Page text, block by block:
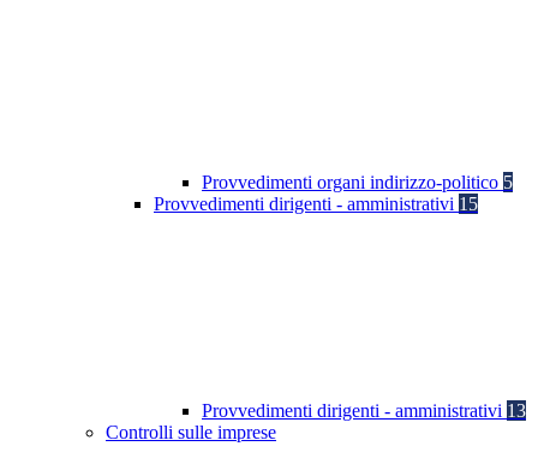
Provvedimenti organi indirizzo-politico 5
Provvedimenti dirigenti - amministrativi 15
Provvedimenti dirigenti - amministrativi 13
Controlli sulle imprese